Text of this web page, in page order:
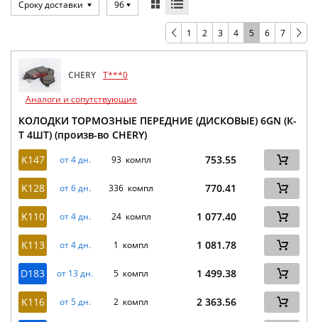
Сроку доставки 96
1 2 3 4 5 6 7
CHERY T***0
Аналоги и сопутствующие
КОЛОДКИ ТОРМОЗНЫЕ ПЕРЕДНИЕ (ДИСКОВЫЕ) 6GN (К-
Т 4ШТ) (произв-во CHERY)
K147
от 4 дн. 93 компл 753.55
K128 от 6 дн. 336 компл 770.41
K110 от 4 дн. 24 компл 1 077.40
K113 от 4 дн. 1 компл 1 081.78
D183 от 13 дн. 5 компл 1 499.38
K116 от 5 дн. 2 компл 2 363.56